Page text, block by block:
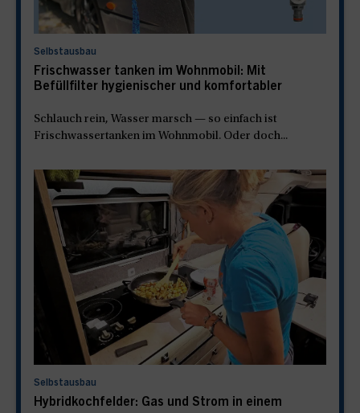
Selbstausbau
Frischwasser tanken im Wohnmobil: Mit
Befüllfilter hygienischer und komfortabler
Schlauch rein, Wasser marsch — so einfach ist
Frischwassertanken im Wohnmobil. Oder doch...
Selbstausbau
Hybridkochfelder: Gas und Strom in einem